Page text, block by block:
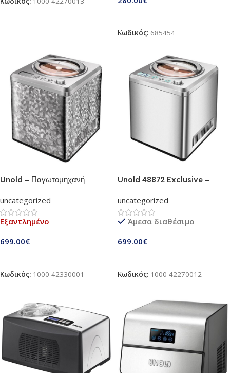
Κωδικός: 685454
Unold – Παγωτομηχανή
Ανοξείδωτο | 2 Λίτρα
χωρητικότητα, με μεγάλη οθόνη
LCD και χρονόμετρο
uncategorized
Εξαντλημένο
699.00€
Κωδικός: 1000-42330001
Unold 48872 Exclusive –
L | Με 3 προγράμματα και
Digital Timer | Μια παγωμένη
απόλαυση σε μόλις 20 λεπτά
uncategorized
Άμεσα διαθέσιμο
699.00€
Κωδικός: 1000-42270012